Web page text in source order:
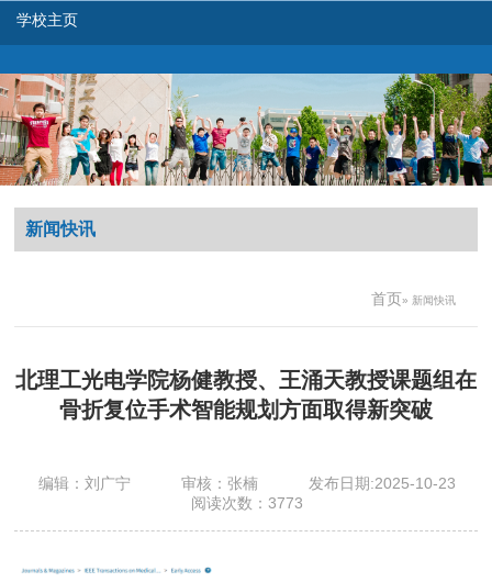
学校主页
新闻快讯
首页» 新闻快讯
北理工光电学院杨健教授、王涌天教授课题组在
骨折复位手术智能规划方面取得新突破
编辑：刘广宁 审核：张楠
发布日期:2025-10-23
阅读次数： 3773